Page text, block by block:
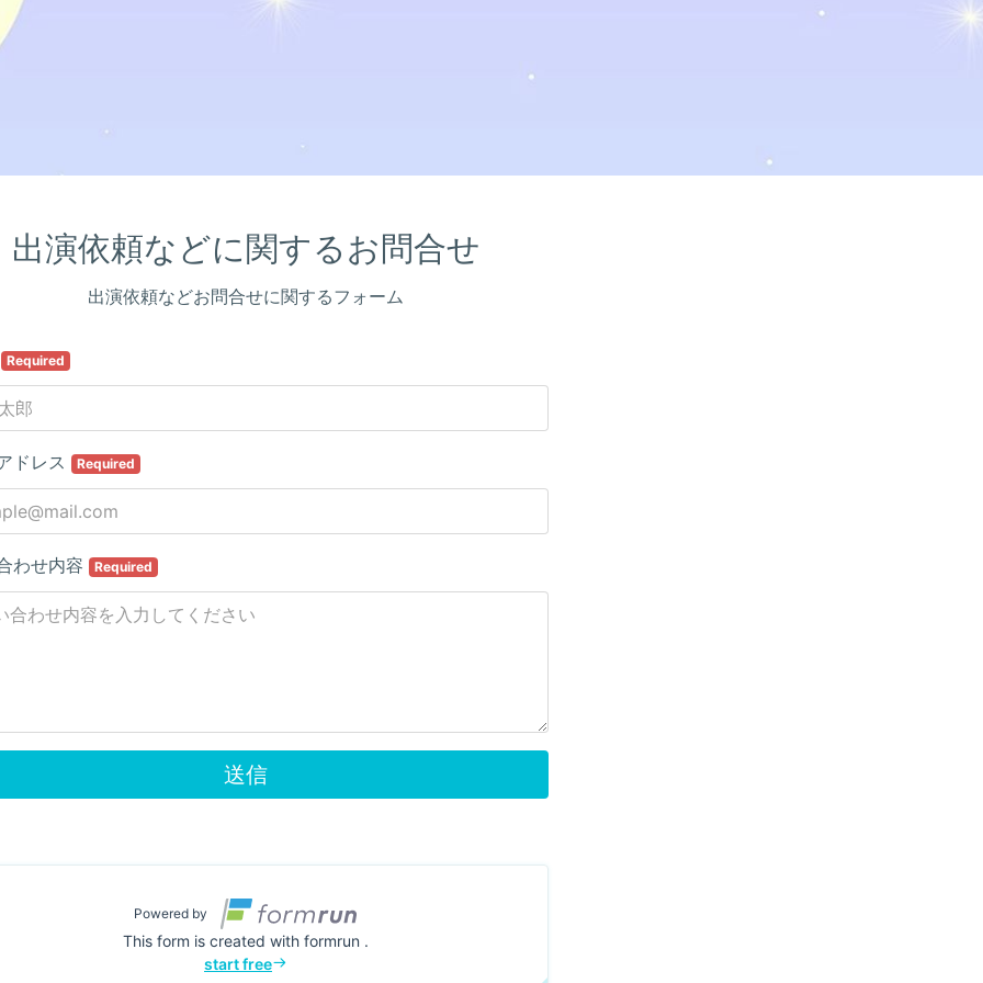
出演依頼などに関するお問合せ
出演依頼などお問合せに関するフォーム
Required
ドレス Required
わせ内容 Required
送信
Powered by
This form is created with formrun .
start free